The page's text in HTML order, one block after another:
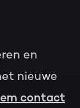
en
nieuwe
contact